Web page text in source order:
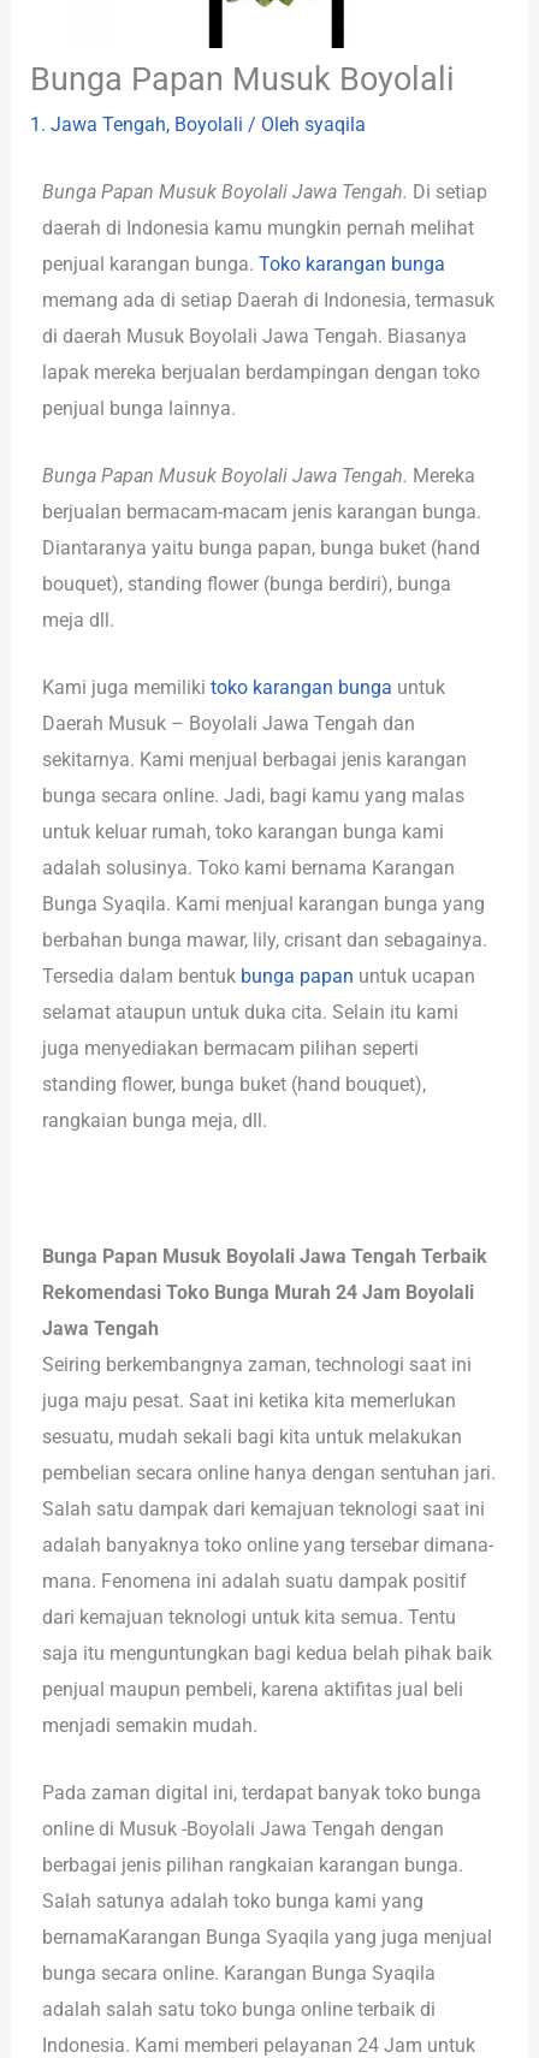
Bunga Papan Musuk Boyolali
1. Jawa Tengah, Boyolali / Olehsyaqila
Bunga Papan Musuk Boyolali Jawa Tengah. Di setiap
daerah di Indonesia kamu mungkin pernah melihat
penjual karangan bunga. Toko karangan bunga
memang ada di setiap Daerah di Indonesia, termasuk
di daerah Musuk Boyolali Jawa Tengah. Biasanya
lapak mereka berjualan berdampingan dengan toko
penjual bunga lainnya.
Bunga Papan Musuk Boyolali Jawa Tengah. Mereka
berjualan bermacam-macam jenis karangan bunga.
Diantaranya yaitu bunga papan, bunga buket (hand
bouquet), standing flower (bunga berdiri), bunga
meja dll.
Kami juga memiliki toko karangan bunga untuk
Daerah Musuk – Boyolali Jawa Tengah dan
sekitarnya. Kami menjual berbagai jenis karangan
bunga secara online. Jadi, bagi kamu yang malas
untuk keluar rumah, toko karangan bunga kami
adalah solusinya. Toko kami bernama Karangan
Bunga Syaqila. Kami menjual karangan bunga yang
berbahan bunga mawar, lily, crisant dan sebagainya.
Tersedia dalam bentuk bunga papan untuk ucapan
selamat ataupun untuk duka cita. Selain itu kami
juga menyediakan bermacam pilihan seperti
standing flower, bunga buket (hand bouquet),
rangkaian bunga meja, dll.
Bunga Papan Musuk Boyolali Jawa Tengah Terbaik
Rekomendasi Toko Bunga Murah 24 Jam Boyolali
Jawa Tengah
Seiring berkembangnya zaman, technologi saat ini
juga maju pesat. Saat ini ketika kita memerlukan
sesuatu, mudah sekali bagi kita untuk melakukan
pembelian secara online hanya dengan sentuhan jari.
Salah satu dampak dari kemajuan teknologi saat ini
adalah banyaknya toko online yang tersebar dimana-
mana. Fenomena ini adalah suatu dampak positif
dari kemajuan teknologi untuk kita semua. Tentu
saja itu menguntungkan bagi kedua belah pihak baik
penjual maupun pembeli, karena aktifitas jual beli
menjadi semakin mudah.
Pada zaman digital ini, terdapat banyak toko bunga
online di Musuk -Boyolali Jawa Tengah dengan
berbagai jenis pilihan rangkaian karangan bunga.
Salah satunya adalah toko bunga kami yang
bernamaKarangan Bunga Syaqila yang juga menjual
bunga secara online. Karangan Bunga Syaqila
adalah salah satu toko bunga online terbaik di
Indonesia. Kami memberi pelayanan 24 Jam untuk